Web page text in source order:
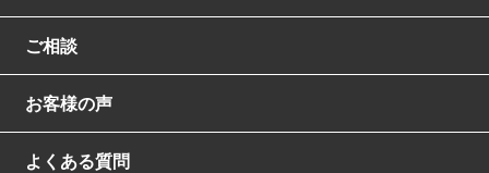
ご相談
お客様の声
よくある質問